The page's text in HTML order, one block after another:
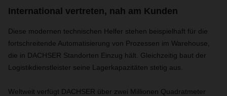
International vertreten, nah am Kunden
Diese modernen technischen Helfer stehen beispielhaft für die
fortschreitende Automatisierung von Prozessen im Warehouse,
die in DACHSER Standorten Einzug hält. Gleichzeitig baut der
Logistikdienstleister seine Lagerkapazitäten stetig aus.
Weltweit verfügt DACHSER über zwei Millionen Quadratmeter